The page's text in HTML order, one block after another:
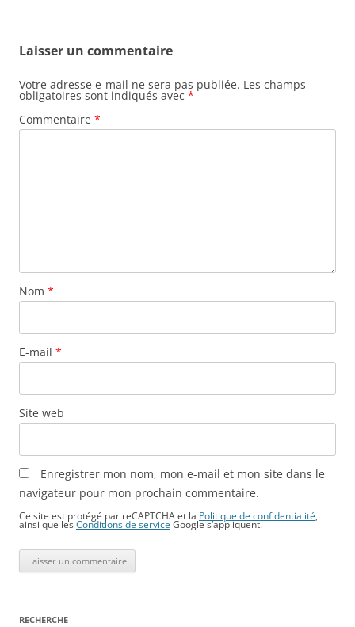
Laisser un commentaire
Votre adresse e-mail ne sera pas publiée. Les champs
obligatoires sont indiqués avec *
Commentaire *
Nom *
E-mail *
Site web
Enregistrer mon nom, mon e-mail et mon site dans le
navigateur pour mon prochain commentaire.
Ce site est protégé par reCAPTCHA et la Politique de confidentialité
ainsi que lesConditions de service Google s’appliquent.
RECHERCHE